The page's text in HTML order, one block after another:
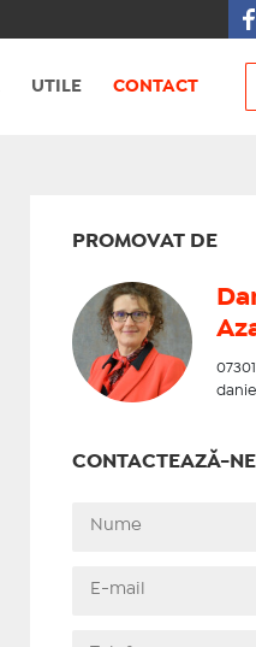
UTILE CONTACT
PROMOVAT DE
CONTACTEAZĂ-NE